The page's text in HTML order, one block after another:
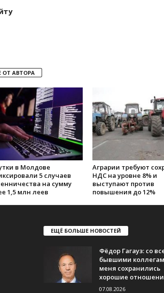
ОТ АВТОРА
в Молдове
5 случаев
на сумму
1,5 млн леев
Аграрии требуют
НДС на уровне 8% и
выступают против
повышения до 12%
ЕЩЁ БОЛЬШЕ НОВОСТЕЙ
Фёдор Гагауз: со
бывшими
меня сохранились
хорошие
07.08.2026